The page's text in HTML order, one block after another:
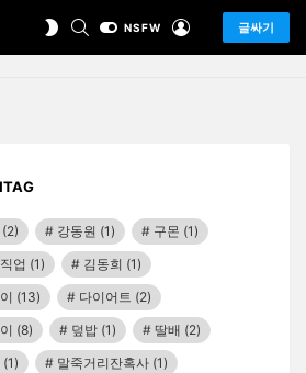
SWITCHSEARCHNSFW 글싸기
(2) 강동원 (1) 구몬 (1)
업 (1) 김동희 (1)
(13) 다이어트 (2)
(8) 덮밥 (1) 딸배 (2)
(1) 말죽거리잔혹사 (1)